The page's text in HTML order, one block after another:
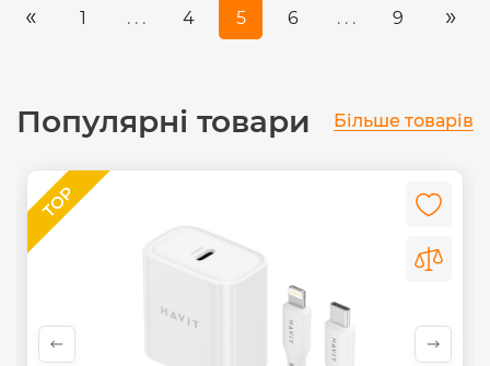
« 1 . . . 4 5 6 . . . 9 »
Популярні товари Більше товарів